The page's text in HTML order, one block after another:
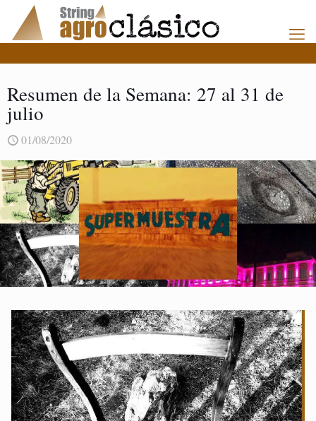
Resumen de la Semana: 27 al 31 de
julio
01/08/2020